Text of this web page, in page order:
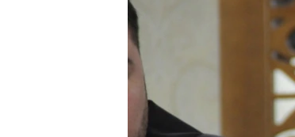
КРЫМ.НЕПОКОРЕННЫЙ
УКРАИНСКАЯ ПРОБЛЕМА КРЫМА